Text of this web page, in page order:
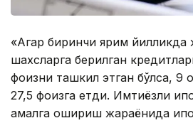
«Агар биринчи ярим
шахсларга берилган
фоизни ташкил этган бўлса, 9
27,5 фоизга етди. Имтиёзли
амалга ошириш жараёнида